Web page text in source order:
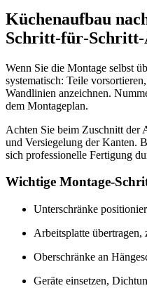
Küchenaufbau
Wenn Sie die Montage selbst
systematisch: Teile
Wandlinien anzeichnen.
dem Montageplan.
Achten Sie beim Zuschnitt der
und Versiegelung der Kanten.
sich professionelle Fertigung
Wichtige Montage-
Unterschränke
Arbeitsplatte
Oberschränke an
Geräte einsetzen,